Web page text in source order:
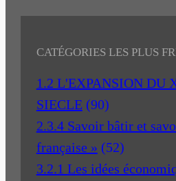
CATÉGORIES LES PLUS
1.2 L'EXPANSION DU
SIECLE (90)
2.3.4 Savoir bâtir et
française » (52)
3.2.1 Les idées